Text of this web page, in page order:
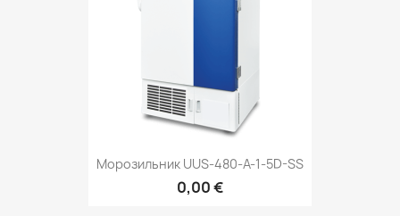
Морозильник UUS-480-A-1-5D-SS
0,00 €